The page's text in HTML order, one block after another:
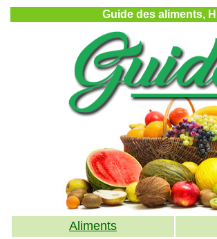
Guide des aliments,
Aliments